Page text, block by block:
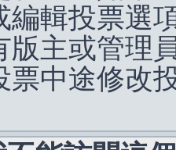
編輯投票選
版主或管理
票中途修改